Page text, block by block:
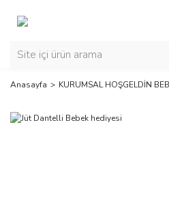
Anasayfa KURUMSAL HOŞGELDİN